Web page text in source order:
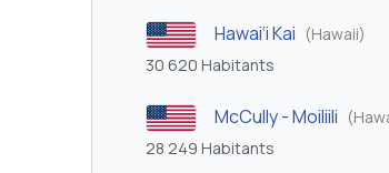
Hawai‘i Kai (Hawaii)
30 620 Habitants
McCully - Moiliili
28 249 Habitants